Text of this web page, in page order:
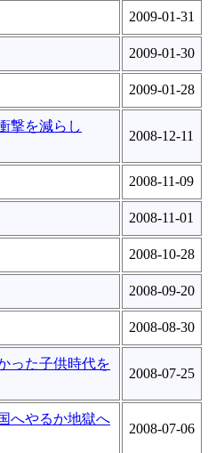
2009-01-31
2009-01-30
2009-01-28
撃を減らし
2008-12-11
2008-11-09
2008-11-01
2008-10-28
2008-09-20
2008-08-30
った子供時代を
2008-07-25
へやるか地獄へ
2008-07-06